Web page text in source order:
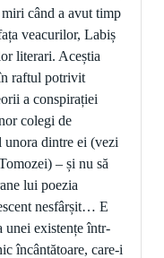
miri când a avut timp
veacurilor, Labiș
literari. Aceștia
raftul potrivit
a conspirației
colegi de
unora dintre ei (vezi
– și nu să
lui poezia
nesfârșit… E
unei existențe într-
încântătoare, care-i